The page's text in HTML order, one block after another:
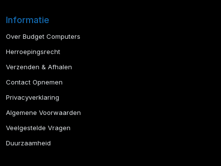
Informatie
Over Budget Computers
Herroepingsrecht
Verzenden & Afhalen
Contact Opnemen
Privacyverklaring
Algemene Voorwaarden
Veelgestelde Vragen
Duurzaamheid